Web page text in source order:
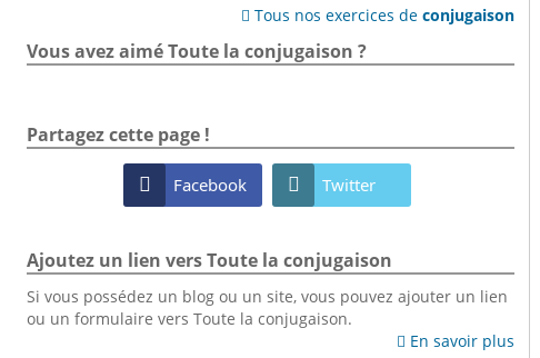
 Tous nos exercices deconjugaison
Vous avez aimé Toute la conjugaison ?
Partagez cette page !
 Facebook  Twitter
Ajoutez un lien vers Toute la conjugaison
Si vous possédez un blog ou un site, vous pouvez ajouter un lien
ou un formulaire vers Toute la conjugaison.
 En savoir plus